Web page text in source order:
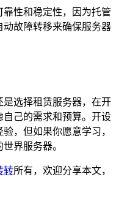
性和稳定性，因为托管
故障转移来确保服务器
选择租赁服务器，在开
己的需求和预算。开设
，但如果你愿意学习，
界服务器。
转所有，欢迎分享本文，